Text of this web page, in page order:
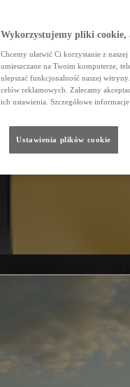
Wykorzystujemy pliki cookie,
Chcemy ułatwić Ci korzystanie z
umieszczane na Twoim komputerze,
ulepszać funkcjonalność naszej
celów reklamowych. Zalecamy
ich ustawienia. Szczegółowe
Ustawienia plików cookie